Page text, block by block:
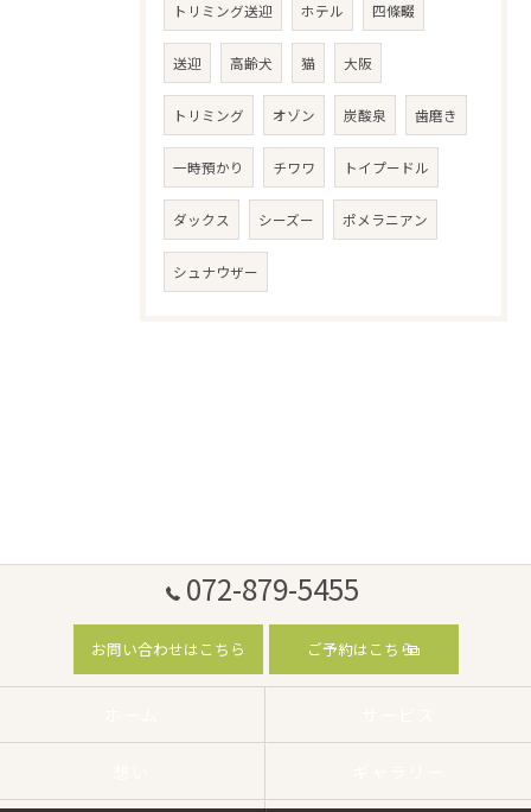
トリミング送迎 ホテル 四條畷
送迎 高齢犬 猫 大阪
トリミング オゾン 炭酸泉 歯磨き
一時預かり チワワ トイプードル
ダックス シーズー ポメラニアン
シュナウザー
072-879-5455
お問い合わせはこちら ご予約はこちら